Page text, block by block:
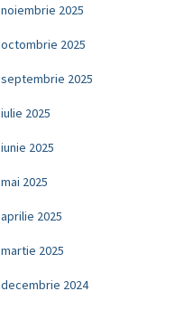
noiembrie 2025
octombrie 2025
septembrie 2025
iulie 2025
iunie 2025
mai 2025
aprilie 2025
martie 2025
decembrie 2024